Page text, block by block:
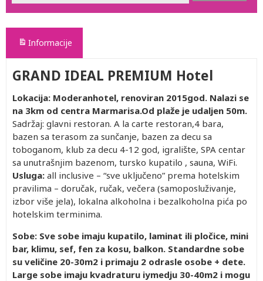
Informacije
GRAND IDEAL PREMIUM Hotel
Lokacija: Moderanhotel, renoviran 2015god. Nalazi se
na 3km od centra Marmarisa.Od plaže je udaljen 50m.
Sadržaj: glavni restoran. A la carte restoran,4 bara,
bazen sa terasom za sunčanje, bazen za decu sa
toboganom, klub za decu 4-12 god, igralište, SPA centar
sa unutrašnjim bazenom, tursko kupatilo , sauna, WiFi.
Usluga: all inclusive – “sve uključeno” prema hotelskim
pravilima – doručak, ručak, večera (samoposluživanje,
izbor više jela), lokalna alkoholna i bezalkoholna pića po
hotelskim terminima.
Sobe: Sve sobe imaju kupatilo, laminat ili pločice, mini
bar, klimu, sef, fen za kosu, balkon. Standardne sobe
su veličine 20-30m2 i primaju 2 odrasle osobe + dete.
Large sobe imaju kvadraturu iymedju 30-40m2 i mogu